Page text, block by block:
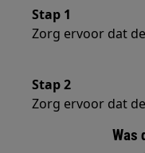
Stap 1
Zorg ervoor dat
Stap 2
Zorg ervoor dat
Was